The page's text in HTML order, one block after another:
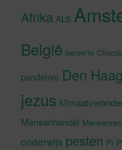
Afrika ALS
België beroerte
pandemie Den Haag
jezus
Mensenhandel
onderwijs pesten Pi